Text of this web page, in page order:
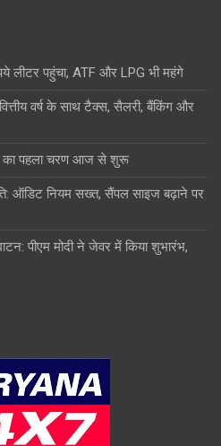
लीटर पहुंचा, ATF और LPG भी महंगे
वर्ष के साथ टैक्स, सैलरी, बैंकिंग और
का पहला चरण आज से शुरू
ऑडिट नियम सख्त, सैंपल साइज बढ़ाने पर
पीएम मोदी ने जेवर में किया शुभारंभ,